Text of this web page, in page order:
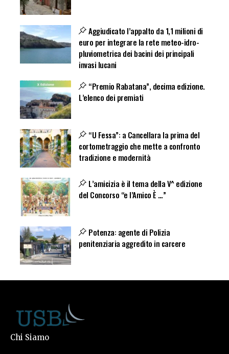
Aggiudicato l’appalto da 1,1 milioni di
euro per integrare la rete meteo-idro-
pluviometrica dei bacini dei principali
invasi lucani
“Premio Rabatana”, decima edizione.
L’elenco dei premiati
“U Fessa”: a Cancellara la prima del
cortometraggio che mette a confronto
tradizione e modernità
L’amicizia è il tema della V^ edizione
del Concorso “e l’Amico È …”
Potenza: agente di Polizia
penitenziaria aggredito in carcere
Chi Siamo